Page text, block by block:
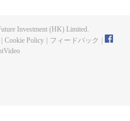
Investment (HK) Limited.
Cookie Policy フィードバック